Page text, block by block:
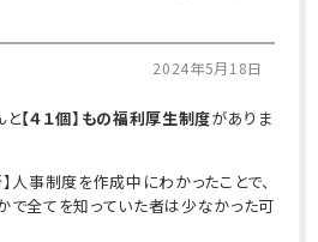
2024年5月18日
と【４１個】もの福利厚生制度がありま
人事制度を作成中にわかったことで、
で全てを知っていた者は少なかった可